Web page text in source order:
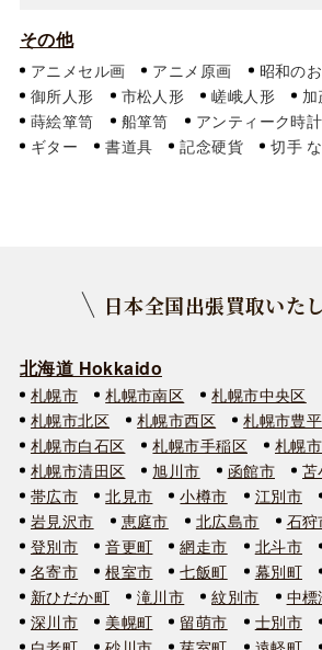
その他
アニメセル画 アニメ原画
昭和の
御所人形
市松人形 嵯峨人形
蒔絵箪笥
船箪笥 アンティーク時計
ギター
書道具 記念硬貨 切手
日本全国出張買取いた
北海道 Hokkaido
札幌市 札幌市南区 札幌市中央区
札幌市北区
札幌市西区
札幌市豊
札幌市白石区
札幌市手稲区
札幌
札幌市清田区
旭川市 函館市 苫
帯広市
北見市 小樽市 江別市
岩見沢市
恵庭市 北広島市 石狩
登別市
音更町 網走市 北斗市
名寄市
根室市 七飯町 幕別町
新ひだか町
滝川市 紋別市 中
深川市
美幌町 留萌市 士別市